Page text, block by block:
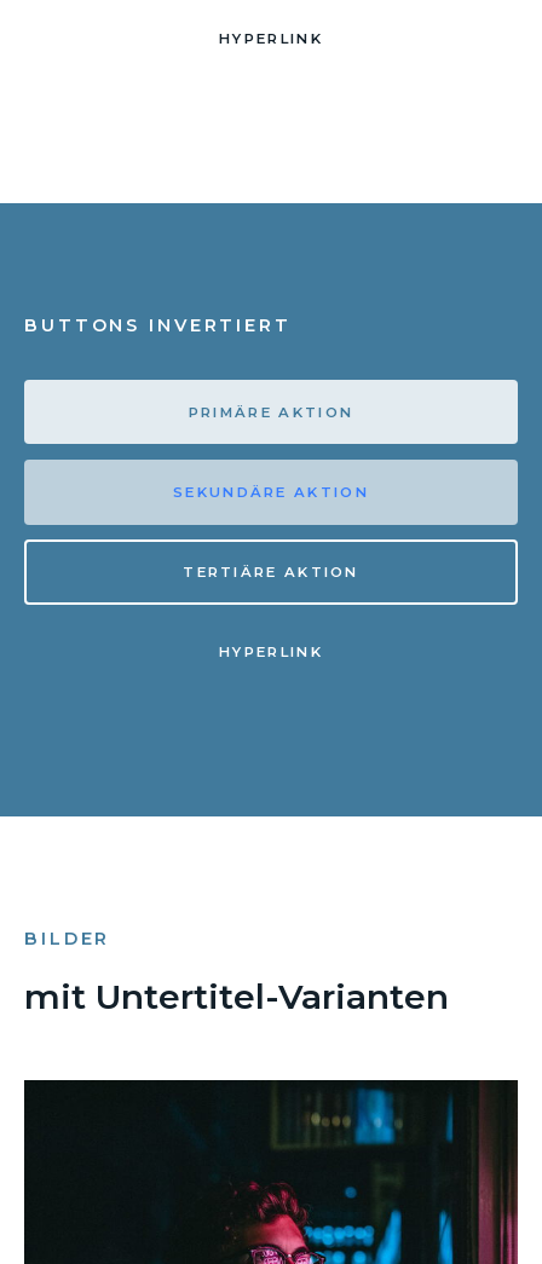
HYPERLINK
BUTTONS INVERTIERT
PRIMÄRE AKTION
SEKUNDÄRE AKTION
TERTIÄRE AKTION
HYPERLINK
BILDER
mit Untertitel-Varianten